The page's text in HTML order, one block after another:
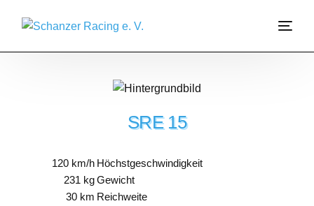
SRE 15
120 km/h
231 kg
30 km
Höchstgeschwindigkeit
Gewicht
Reichweite